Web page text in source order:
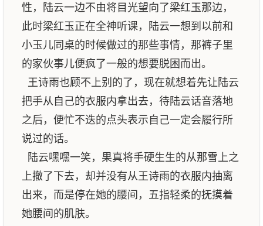
性，陆云一边不由将目光望向了梁红玉那边，
此时梁红玉正在全神听课，陆云一想到以前和
小玉儿同桌的时候做过的那些事情，那裤子里
的家伙事儿便疯了一般的想要脱困而出。
王诗雨也顾不上别的了，现在就想着先让陆云
把手从自己的衣服内拿出去，待陆云话音落地
之后，便忙不迭的点头表示自己一定会履行所
说过的话。
陆云嘿嘿一笑，果真将手硬生生的从那雪上之
上撤了下去，却并没有从王诗雨的衣服内抽离
出来，而是停在她的腰间，五指轻柔的抚摸着
她腰间的肌肤。